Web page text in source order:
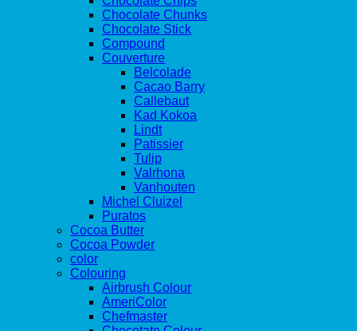
Chocolate Chunks
Chocolate Stick
Compound
Couverture
Belcolade
Cacao Barry
Callebaut
Kad Kokoa
Lindt
Patissier
Tulip
Valrhona
Vanhouten
Michel Cluizel
Puratos
Cocoa Butter
Cocoa Powder
color
Colouring
Airbrush Colour
AmeriColor
Chefmaster